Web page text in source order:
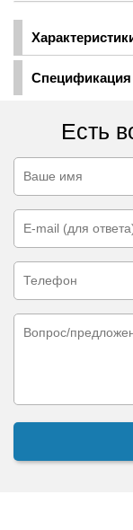
Спецификация
Есть